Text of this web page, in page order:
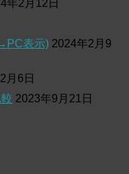
年2月12日
表示) 2024年2月9
月6日
2023年9月21日